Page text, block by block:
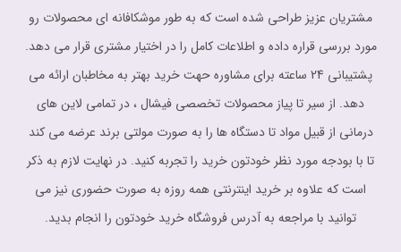
مشتریان عزیز طراحی شده است که به طور موشکافانه ای محصولات رو
مورد بررسی قراره داده و اطلاعات کامل را در اختیار مشتری قرار می دهد.
پشتیبانی 24 ساعته برای مشاوره حهت خرید بهتر به مخاطبان ارائه می
دهد. از سیر تا پیاز محصولات تخصصی فیشال ، در تمامی لاین های
درمانی از قبیل مواد تا دستگاه ها را به صورت مولتی برند عرضه می کند
تا با بودجه مورد نظر خودتون خرید را تجربه کنید. در نهایت لازم به ذکر
است که علاوه بر خرید اینترنتی همه روزه به صورت حضوری نیز می
توانید با مراجعه به آدرس فروشگاه خرید خودتون را انجام بدید.